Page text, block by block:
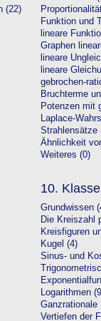
(22)
Funktion und
lineare
Graphen
lineare
lineare
gebrochen-
Bruchterme
Potenzen mit
Laplace-
Strahlensätze
Ähnlichkeit
Weiteres (0)
10. Klasse
Grundwissen
Die Kreiszahl
Kreisfiguren
Kugel (4)
Sinus- und
Logarithmen
Ganzrationale
Vertiefen der